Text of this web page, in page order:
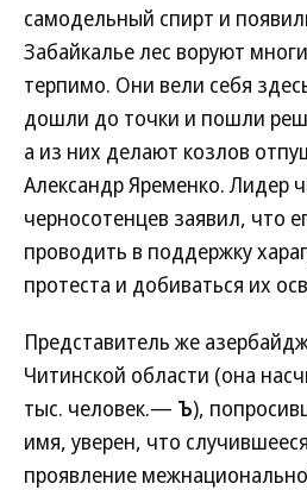
самодельный спирт и
Забайкалье лес воруют
терпимо. Они вели себя
дошли до точки и пошли
а из них делают козлов
Александр Яременко. Лидер
черносотенцев заявил, что
проводить в поддержку
протеста и добиваться их
Представитель же
Читинской области (она
тыс. человек.— Ъ),
имя, уверен, что
проявление